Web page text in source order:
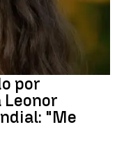
por
"Me